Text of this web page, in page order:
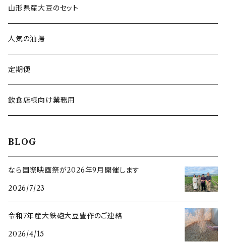
山形県産大豆のセット
人気の油揚
定期便
飲食店様向け業務用
BLOG
なら国際映画祭が2026年9月開催します
2026/7/23
令和7年産大鉄砲大豆豊作のご連絡
2026/4/15